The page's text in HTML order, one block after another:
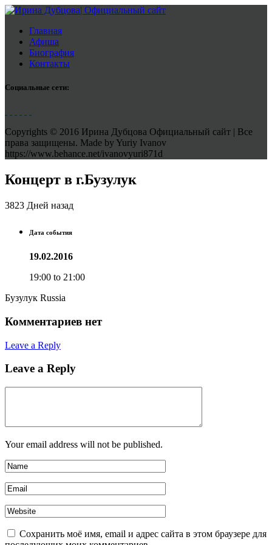
Главная
Афиша
Биография
Контакты
Социальные сети:
Copyrights © 2016 Ирина Дубцова Официальный сайт | Все
права защищены. Made by Yuriy Ivanov
https://www.behance.net/ivanovyuri871d
Концерт в г.Бузулук
3823 Дней назад
Дата события
19.02.2016
19:00 to 21:00
Бузулук Russia
Комментариев нет
Leave a Reply
Leave a Reply
Your email address will not be published.
Сохранить моё имя, email и адрес сайта в этом браузере для